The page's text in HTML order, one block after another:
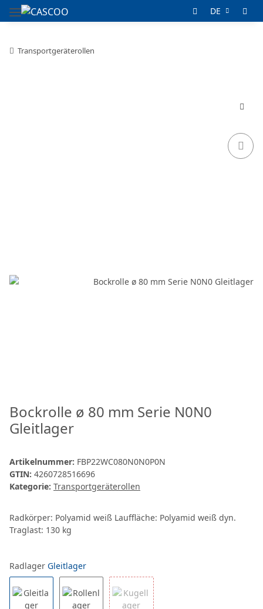
DE
Transportgeräterollen
Bockrolle ø 80 mm Serie N0N0
Gleitlager
Artikelnummer: FBP22WC080N0N0P0N
GTIN: 4260728516696
Kategorie: Transportgeräterollen
Radkörper: Polyamid weiß Lauffläche: Polyamid weiß dyn.
Traglast: 130 kg
Radlager Gleitlager